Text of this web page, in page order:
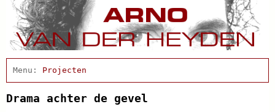
Home
Afscheidsbijeenkomst
Condoleance
Actueel
Projecten
Drama achter de gevel